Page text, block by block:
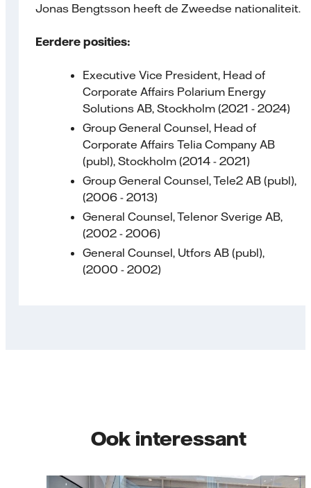
Jonas Bengtsson heeft de Zweedse nationaliteit.
Eerdere posities:
Executive Vice President, Head of
Corporate Affairs Polarium Energy
Solutions AB, Stockholm (2021 - 2024)
Group General Counsel, Head of
Corporate Affairs Telia Company AB
(publ), Stockholm (2014 - 2021)
Group General Counsel, Tele2 AB (publ),
(2006 - 2013)
General Counsel, Telenor Sverige AB,
(2002 - 2006)
General Counsel, Utfors AB (publ),
(2000 - 2002)
Ook interessant